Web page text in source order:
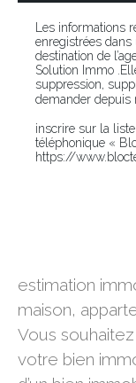
Les informations
enregistrées
destination de
Solution Immo
suppression,
demander depuis
inscrire sur la
téléphonique «
https://
estimation
maison,
Vous
votre bien